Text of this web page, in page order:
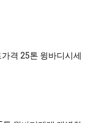
격 25톤 윙바디시세